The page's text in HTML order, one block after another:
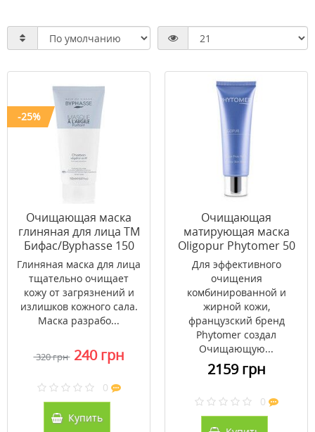
-25%
Очищающая маска
глиняная для лица ТМ
Бифас/Byphasse 150
мл
Глиняная маска для лица
тщательно очищает
кожу от загрязнений и
излишков кожного сала.
Маска разрабо...
320 грн 240 грн
0
Купить
Очищающая
матирующая маска
Oligopur Phytomer 50
мл
Для эффективного
очищения
комбинированной и
жирной кожи,
французский бренд
Phytomer создал
Очищающую...
2159 грн
0